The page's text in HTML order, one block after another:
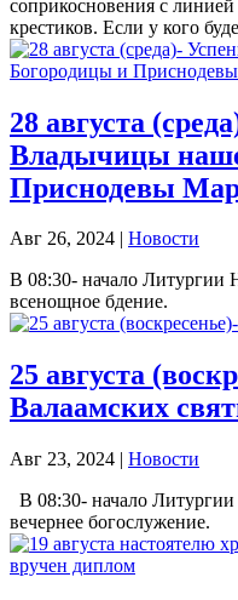
соприкосновения с
крестиков. Если у кого
28 августа
Владычицы
Приснодевы
Авг 26, 2024 | Новости
В 08:30- начало Литургии
всенощное бдение.
25 августа
Валаамских
Авг 23, 2024 | Новости
В 08:30- начало
вечернее богослужение.